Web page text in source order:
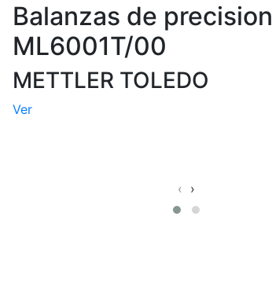
Balanzas de precision
ML6001T/00
METTLER TOLEDO
Ver
‹ ›